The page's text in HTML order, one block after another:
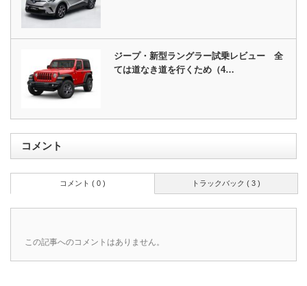
ジープ・新型ラングラー試乗レビュー 全
ては道なき道を行くため（4…
コメント
トラックバック ( 3 )
コメント ( 0 )
この記事へのコメントはありません。